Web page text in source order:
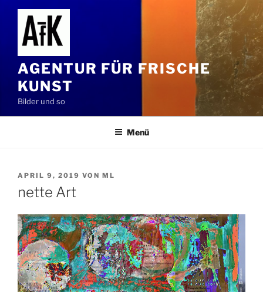
Zum
springen
AGENTUR FÜR FRISCHE
KUNST
Bilder und so
Menü
VERÖFFENTLICHT
APRIL 9, 2019 VON ML
nette Art